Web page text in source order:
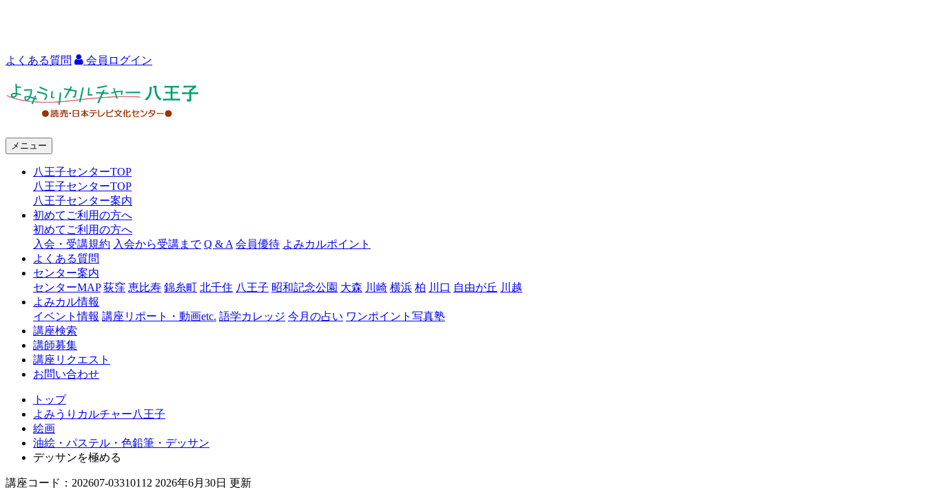
よくある質問 会員ログイン
ャ
八
王
メニュー
八王子センターTOP
八王子センターTOP
八王子センター案内
初めてご利用の方へ
初めてご利用の方へ
入会・受講規約 入会から受講まで Q & A 会員優待 よみカルポイント
よくある質問
センター案内
センターMAP 荻窪 恵比寿 錦糸町 北千住 八王子 昭和記念公園 大森 川崎 横浜 柏 川口 自由が丘 川越
よみカル情報
イベント情報 講座リポート・動画etc. 語学カレッジ 今月の占い ワンポイント写真塾
講座検索
講師募集
講座リクエスト
お問い合わせ
トップ
よみうりカルチャー八王子
絵画
油絵・パステル・色鉛筆・デッサン
デッサンを極める
講座コード：202607-03310112 2026年6月30日 更新